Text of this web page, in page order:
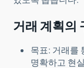
거래 계획의
목표: 거래를
명확하고 현